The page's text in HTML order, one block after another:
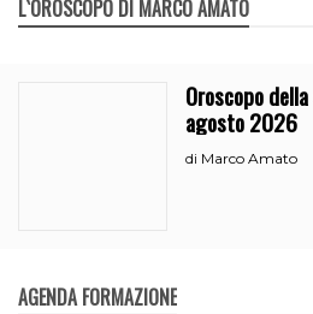
L`OROSCOPO DI MARCO AMATO
Oroscopo
agosto 2026
di Marco Amato
AGENDA FORMAZIONE